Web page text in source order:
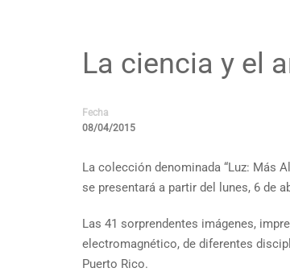
La ciencia y el
Fecha
08/04/2015
La colección denominada “Luz: Más
se presentará a partir del lunes, 6 de
Las 41 sorprendentes imágenes,
electromagnético, de diferentes
Puerto Rico.